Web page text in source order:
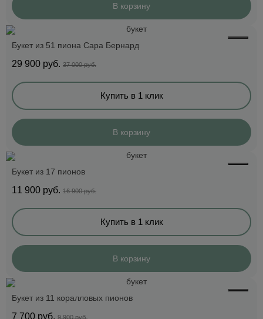
В корзину
Букет из 51 пиона Сара Бернард
29 900 руб. 37 000 руб.
Купить в 1 клик
В корзину
Букет из 17 пионов
11 900 руб. 16 900 руб.
Купить в 1 клик
В корзину
Букет из 11 коралловых пионов
7 700 руб. 9 900 руб.